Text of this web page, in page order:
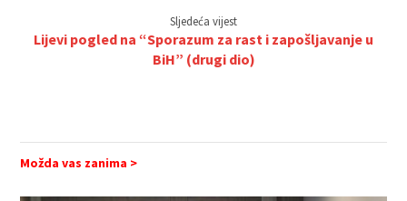
Sljedeća vijest
Lijevi pogled na “Sporazum za rast i zapošljavanje u
BiH” (drugi dio)
Možda vas zanima >